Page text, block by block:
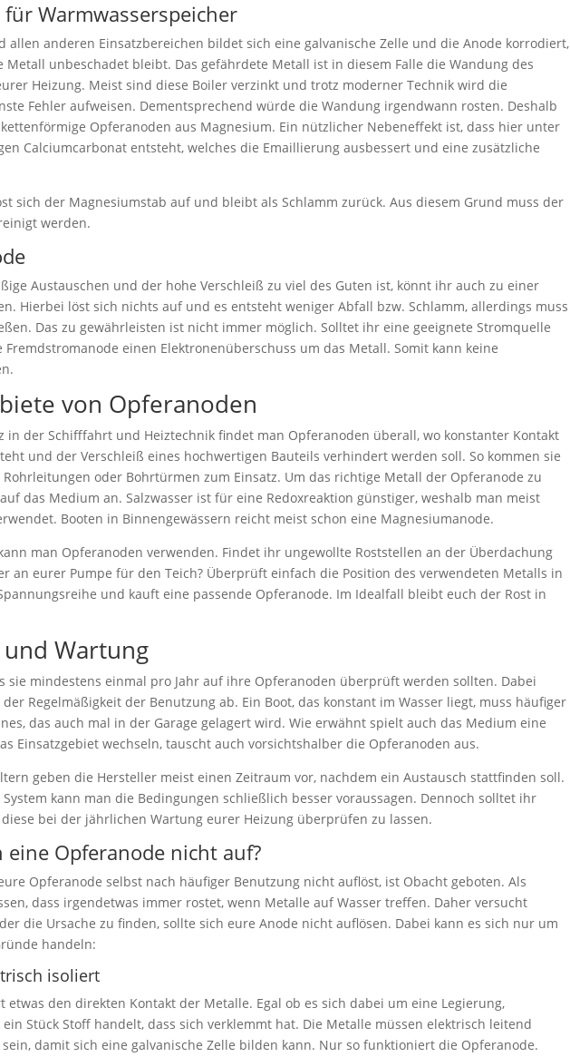
Warmwasserspeicher
allen anderen Einsatzbereichen bildet sich eine galvanische Zelle und die Anode korrodiert,
Metall unbeschadet bleibt. Das gefährdete Metall ist in diesem Falle die Wandung des
Heizung. Meist sind diese Boiler verzinkt und trotz moderner Technik wird die
Fehler aufweisen. Dementsprechend würde die Wandung irgendwann rosten. Deshalb
Opferanoden aus Magnesium. Ein nützlicher Nebeneffekt ist, dass hier unter
Calciumcarbonat entsteht, welches die Emaillierung ausbessert und eine zusätzliche
sich der Magnesiumstab auf und bleibt als Schlamm zurück. Aus diesem Grund muss der
werden.
Austauschen und der hohe Verschleiß zu viel des Guten ist, könnt ihr auch zu einer
Hierbei löst sich nichts auf und es entsteht weniger Abfall bzw. Schlamm, allerdings muss
Das zu gewährleisten ist nicht immer möglich. Solltet ihr eine geeignete Stromquelle
einen Elektronenüberschuss um das Metall. Somit kann keine
von Opferanoden
in der Schifffahrt und Heiztechnik findet man Opferanoden überall, wo konstanter Kontakt
und der Verschleiß eines hochwertigen Bauteils verhindert werden soll. So kommen sie
oder Bohrtürmen zum Einsatz. Um das richtige Metall der Opferanode zu
das Medium an. Salzwasser ist für eine Redoxreaktion günstiger, weshalb man meist
Booten in Binnengewässern reicht meist schon eine Magnesiumanode.
man Opferanoden verwenden. Findet ihr ungewollte Roststellen an der Überdachung
an eurer Pumpe für den Teich? Überprüft einfach die Position des verwendeten Metalls in
und kauft eine passende Opferanode. Im Idealfall bleibt euch der Rost in
Wartung
sie mindestens einmal pro Jahr auf ihre Opferanoden überprüft werden sollten. Dabei
Regelmäßigkeit der Benutzung ab. Ein Boot, das konstant im Wasser liegt, muss häufiger
das auch mal in der Garage gelagert wird. Wie erwähnt spielt auch das Medium eine
Einsatzgebiet wechseln, tauscht auch vorsichtshalber die Opferanoden aus.
geben die Hersteller meist einen Zeitraum vor, nachdem ein Austausch stattfinden soll.
kann man die Bedingungen schließlich besser voraussagen. Dennoch solltet ihr
bei der jährlichen Wartung eurer Heizung überprüfen zu lassen.
Opferanode nicht auf?
Opferanode selbst nach häufiger Benutzung nicht auflöst, ist Obacht geboten. Als
dass irgendetwas immer rostet, wenn Metalle auf Wasser treffen. Daher versucht
die Ursache zu finden, sollte sich eure Anode nicht auflösen. Dabei kann es sich nur um
handeln:
isoliert
etwas den direkten Kontakt der Metalle. Egal ob es sich dabei um eine Legierung,
Stück Stoff handelt, dass sich verklemmt hat. Die Metalle müssen elektrisch leitend
damit sich eine galvanische Zelle bilden kann. Nur so funktioniert die Opferanode.